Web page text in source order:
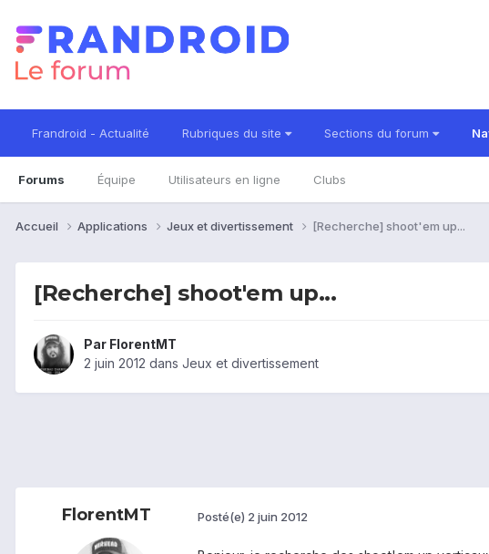
Frandroid - Actualité Rubriques du site Sections du forum
Forums Équipe Utilisateurs en ligne Clubs
Accueil Applications Jeux et divertissement [Recherche] shoot'em up...
[Recherche] shoot'em up...
Par FlorentMT
2 juin 2012 dans Jeux et divertissement
FlorentMT Posté(e) 2 juin 2012